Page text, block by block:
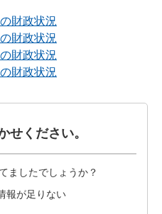
財政状況
財政状況
財政状況
財政状況
せください。
ましたでしょうか？
報が足りない